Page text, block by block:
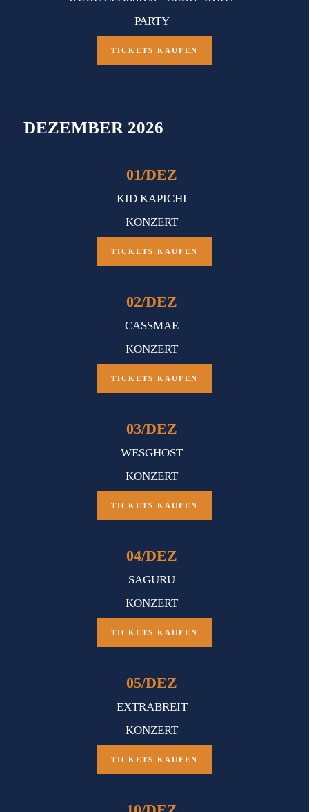
PARTY
TICKETS KAUFEN
DEZEMBER 2026
01/DEZ
KID KAPICHI
KONZERT
TICKETS KAUFEN
02/DEZ
CASSMAE
KONZERT
TICKETS KAUFEN
03/DEZ
WESGHOST
KONZERT
TICKETS KAUFEN
04/DEZ
SAGURU
KONZERT
TICKETS KAUFEN
05/DEZ
EXTRABREIT
KONZERT
TICKETS KAUFEN